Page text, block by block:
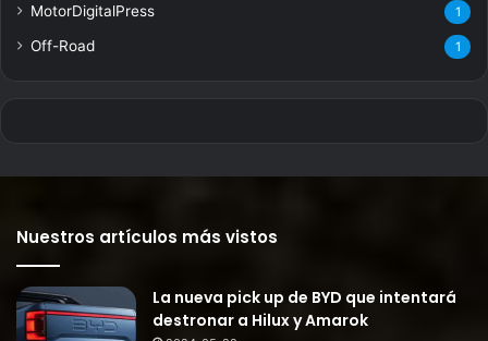
MotorDigitalPress 1
Off-Road 1
Nuestros artículos más vistos
La nueva pick up de BYD que intentará
destronar a Hilux y Amarok